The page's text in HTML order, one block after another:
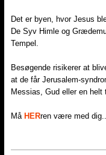
Det er byen, hvor Jesus
De Syv Himle og
Tempel.
Besøgende risikerer at
at de får Jerusalem-
Messias, Gud eller en helt
Må HERren være med dig...